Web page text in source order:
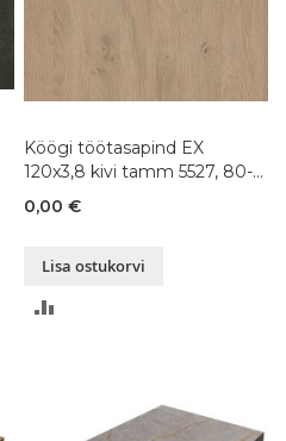
Köögi töötasapind EX
120x3,8 kivi tamm 5527, 80-
300x120xK3,8 cm
0,00 €
Lisa ostukorvi